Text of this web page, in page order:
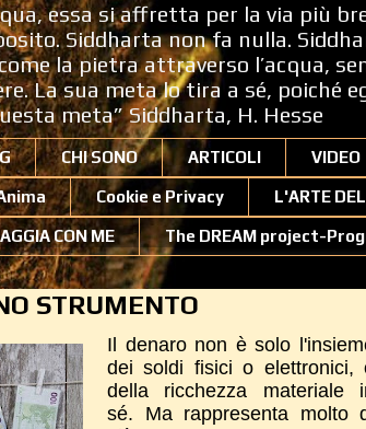
essa si affretta per la via più
Siddharta non fa nulla.
la pietra attraverso l’acqua,
La sua meta lo tira a sé, poiché
meta” Siddharta, H. Hesse
CHI SONO ARTICOLI VIDEO
Cookie e Privacy L'ARTE
CON ME The DREAM project-
STRUMENTO
Il denaro non è solo
dei soldi fisici o elettronici,
della ricchezza materiale
sé. Ma rappresenta molto